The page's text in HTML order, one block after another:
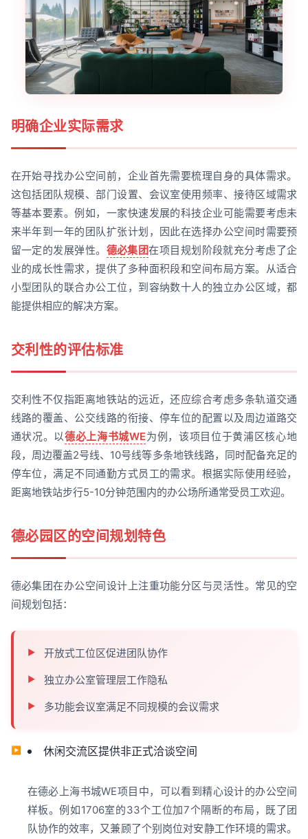
明确企业实际需求
在开始寻找办公空间前，企业首先需要梳理自身的具体需求。
这包括团队规模、部门设置、会议室使用频率、接待区域需求
等基本要素。例如，一家快速发展的科技企业可能需要考虑未
来半年到一年的团队扩张计划，因此在选择办公空间时需要预
留一定的发展弹性。 德必集团在项目规划阶段就充分考虑了企
业的成长性需求，提供了多种面积段和空间布局方案。从适合
小型团队的联合办公工位，到容纳数十人的独立办公区域，都
能提供相应的解决方案。
交利性的评估标准
交利性不仅指距离地铁站的远近，还应综合考虑多条轨道交通
线路的覆盖、公交线路的衔接、停车位的配置以及周边道路交
通状况。以德必上海书城WE为例，该项目位于黄浦区核心地
段，周边覆盖2号线、10号线等多条地铁线路，同时配备充足的
停车位，满足不同通勤方式员工的需求。根据实际使用经验，
距离地铁站步行5-10分钟范围内的办公场所通常受员工欢迎。
德必园区的空间规划特色
德必集团在办公空间设计上注重功能分区与灵活性。常见的空
间规划包括：
开放式工位区促进团队协作
独立办公室管理层工作隐私
多功能会议室满足不同规模的会议需求
休闲交流区提供非正式洽谈空间
在德必上海书城WE项目中，可以看到精心设计的办公空间
样板。例如1706室的33个工位加7个隔断的布局，既了团
队协作的效率，又兼顾了个别岗位对安静工作环境的需求。